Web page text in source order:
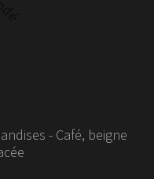
- Café, beigne